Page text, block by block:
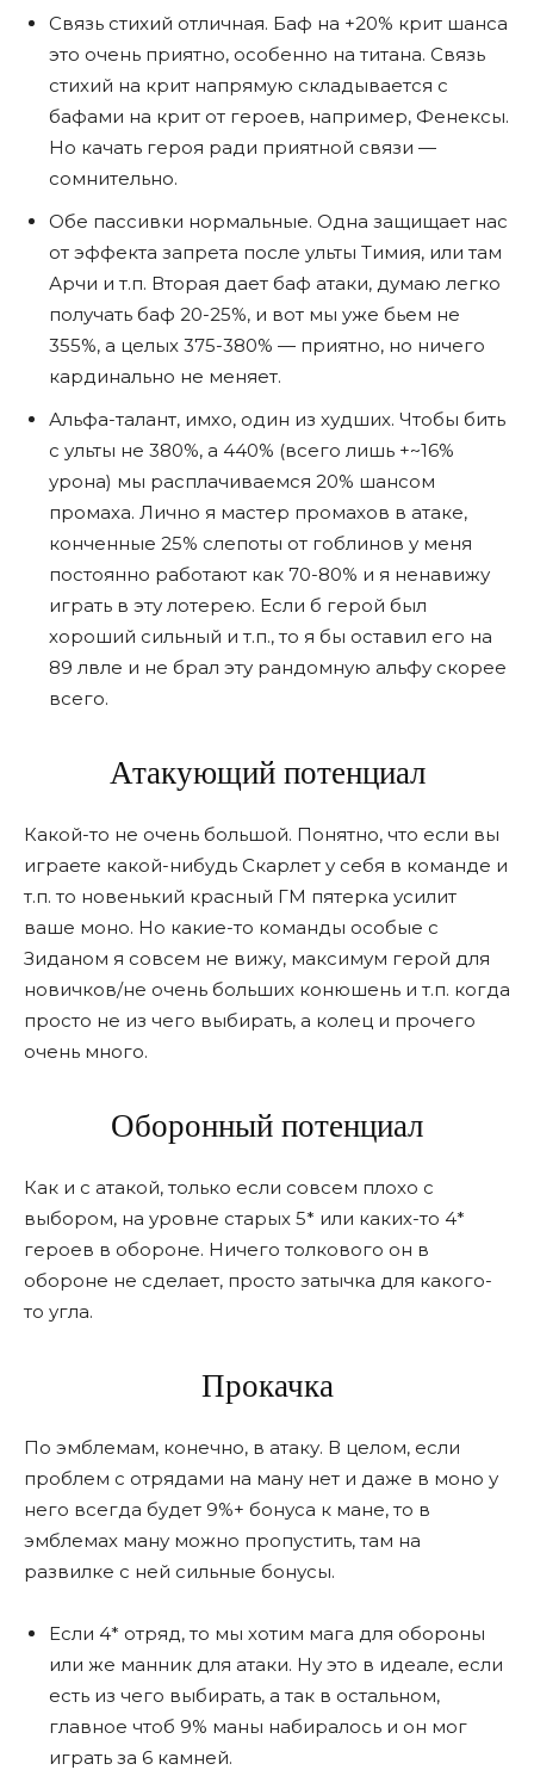
Связь стихий отличная. Баф на +20% крит шанса
это очень приятно, особенно на титана. Связь
стихий на крит напрямую складывается с
бафами на крит от героев, например, Фенексы.
Но качать героя ради приятной связи —
сомнительно.
Обе пассивки нормальные. Одна защищает нас
от эффекта запрета после ульты Тимия, или там
Арчи и т.п. Вторая дает баф атаки, думаю легко
получать баф 20-25%, и вот мы уже бьем не
355%, а целых 375-380% — приятно, но ничего
кардинально не меняет.
Альфа-талант, имхо, один из худших. Чтобы бить
с ульты не 380%, а 440% (всего лишь +~16%
урона) мы расплачиваемся 20% шансом
промаха. Лично я мастер промахов в атаке,
конченные 25% слепоты от гоблинов у меня
постоянно работают как 70-80% и я ненавижу
играть в эту лотерею. Если б герой был
хороший сильный и т.п., то я бы оставил его на
89 лвле и не брал эту рандомную альфу скорее
всего.
Атакующий потенциал
Какой-то не очень большой. Понятно, что если вы
играете какой-нибудь Скарлет у себя в команде и
т.п. то новенький красный ГМ пятерка усилит
ваше моно. Но какие-то команды особые с
Зиданом я совсем не вижу, максимум герой для
новичков/не очень больших конюшень и т.п. когда
просто не из чего выбирать, а колец и прочего
очень много.
Оборонный потенциал
Как и с атакой, только если совсем плохо с
выбором, на уровне старых 5* или каких-то 4*
героев в обороне. Ничего толкового он в
обороне не сделает, просто затычка для какого-
то угла.
Прокачка
По эмблемам, конечно, в атаку. В целом, если
проблем с отрядами на ману нет и даже в моно у
него всегда будет 9%+ бонуса к мане, то в
эмблемах ману можно пропустить, там на
развилке с ней сильные бонусы.
Если 4* отряд, то мы хотим мага для обороны
или же манник для атаки. Ну это в идеале, если
есть из чего выбирать, а так в остальном,
главное чтоб 9% маны набиралось и он мог
играть за 6 камней.